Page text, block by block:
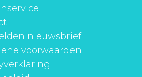
nieuwsbrief
voorwaarden